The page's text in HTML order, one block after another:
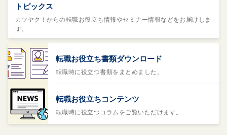
トピックス
カツヤク！からの転職お役立ち情報やセミナー情報などをお届けしま
す。
転職お役立ち書類ダウンロード
転職時に役立つ書類をまとめました。
転職お役立ちコンテンツ
転職時に役立つコラムをご覧いただけます。